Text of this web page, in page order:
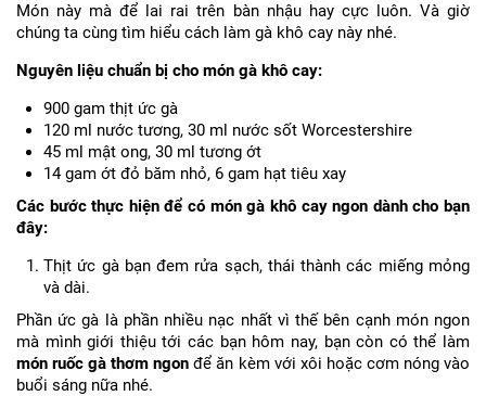
Món này mà để lai rai trên bàn nhậu hay cực luôn. Và giờ
chúng ta cùng tìm hiểu cách làm gà khô cay này nhé.
Nguyên liệu chuẩn bị cho món gà khô cay:
900 gam thịt ức gà
120 ml nước tương, 30 ml nước sốt Worcestershire
45 ml mật ong, 30 ml tương ớt
14 gam ớt đỏ băm nhỏ, 6 gam hạt tiêu xay
Các bước thực hiện để có món gà khô cay ngon dành cho bạn
đây:
Thịt ức gà bạn đem rửa sạch, thái thành các miếng mỏng
và dài.
Phần ức gà là phần nhiều nạc nhất vì thế bên cạnh món ngon
mà mình giới thiệu tới các bạn hôm nay, bạn còn có thể làm
món ruốc gà thơm ngon để ăn kèm với xôi hoặc cơm nóng vào
buổi sáng nữa nhé.